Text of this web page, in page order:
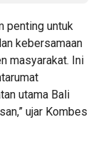
penting untuk
kebersamaan
masyarakat. Ini
utama Bali
ujar Kombes